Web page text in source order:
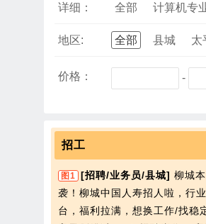
详细： 全部 计算机专
地区: 全部 县城 太
价格： -
招工
图1 [招聘/业务员/县城] 柳城
袭！柳城中国人寿招人啦，行
台，福利拉满，想换工作/找稳